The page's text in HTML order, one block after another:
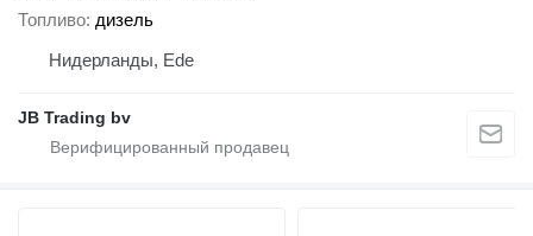
Топливо дизель
Нидерланды, Ede
JB Trading bv